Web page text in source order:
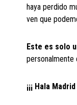
haya perdido
ven que
Este es solo
personalmente
¡¡¡ Hala